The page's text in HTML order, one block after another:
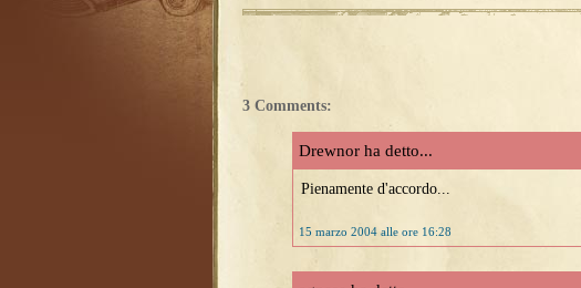
3 Comments:
Drewnor ha detto...
Pienamente d'accordo...
15 marzo 2004 alle ore 16:28